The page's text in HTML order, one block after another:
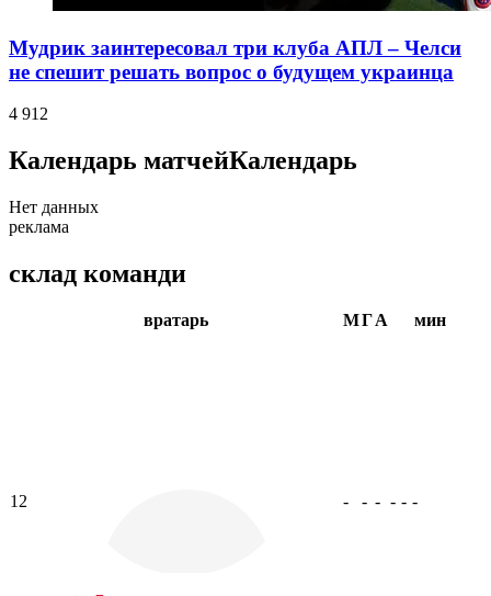
Мудрик заинтересовал три клуба АПЛ – Челси
не спешит решать вопрос о будущем украинца
4 912
Календарь матчейКалендарь
Нет данных
реклама
склад команди
вратарь МГА мин
12 - - - - - -